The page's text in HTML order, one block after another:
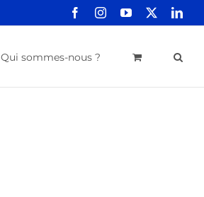
FacebookInstagramYouTube
Qui sommes-nous ?